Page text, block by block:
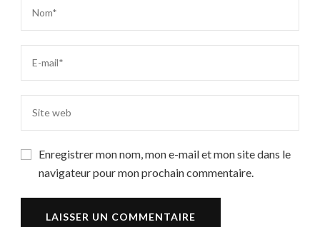
Enregistrer mon nom, mon e-mail et mon site dans le
navigateur pour mon prochain commentaire.